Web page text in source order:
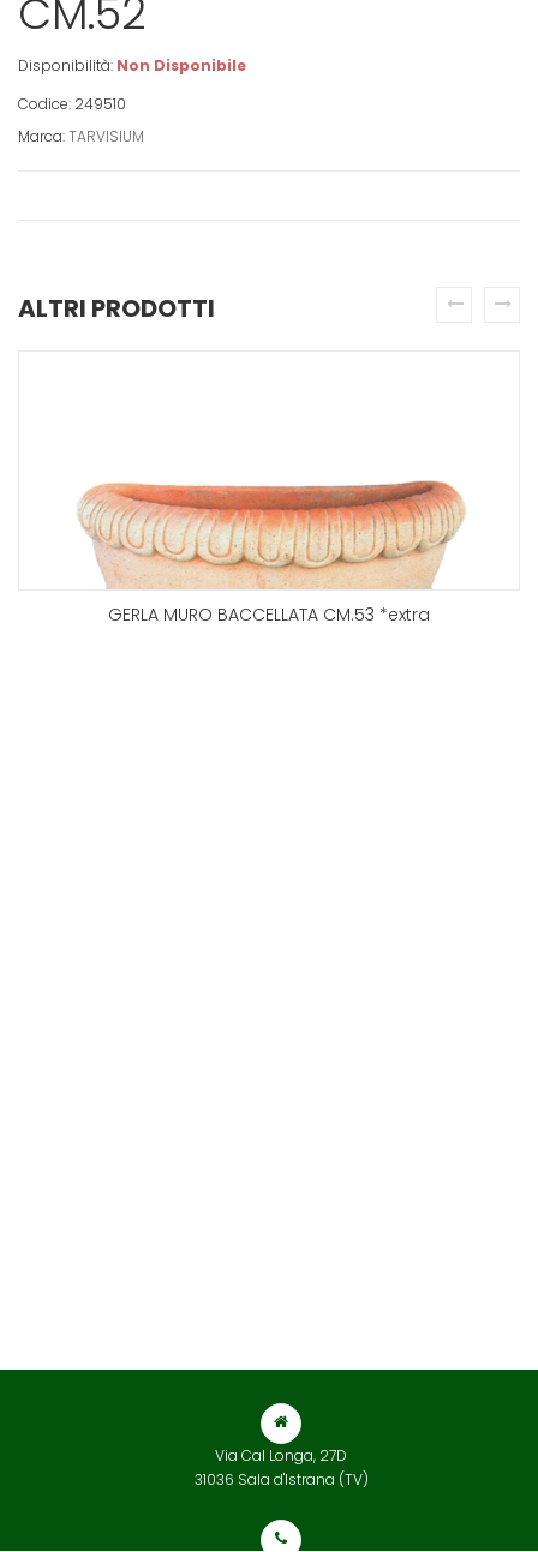
CM.52
Disponibilità: Non Disponibile
Codice: 249510
Marca:TARVISIUM
ALTRI PRODOTTI
GERLA MURO BACCELLATA CM.53 *extra
Via Cal Longa, 27D
31036 Sala d'Istrana (TV)